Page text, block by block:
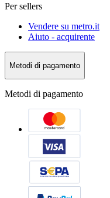
Per sellers
Vendere su metro.it
Aiuto - acquirente
Metodi di pagamento
Metodi di pagamento